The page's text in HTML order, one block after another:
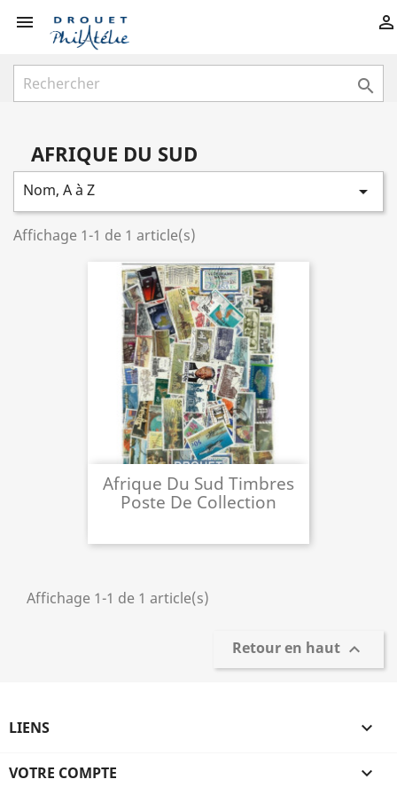
 

AFRIQUE DU SUD
Nom, A à Z 
Affichage 1-1 de 1 article(s)
Afrique Du Sud Timbres
Poste De Collection
Affichage 1-1 de 1 article(s)
Retour en haut 
LIENS 
VOTRE COMPTE 